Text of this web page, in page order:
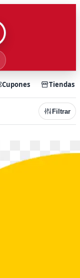
Cupones Tiendas
Filtrar